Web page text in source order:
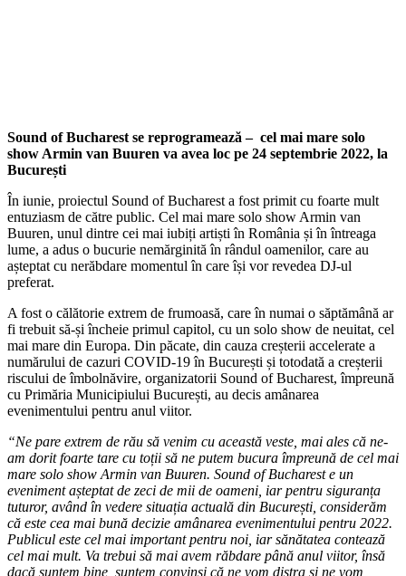
Sound of Bucharest se reprogramează – cel mai mare solo
show Armin van Buuren va avea loc pe 24 septembrie 2022, la
București
În iunie, proiectul Sound of Bucharest a fost primit cu foarte mult
entuziasm de către public. Cel mai mare solo show Armin van
Buuren, unul dintre cei mai iubiți artiști în România și în întreaga
lume, a adus o bucurie nemărginită în rândul oamenilor, care au
așteptat cu nerăbdare momentul în care își vor revedea DJ-ul
preferat.
A fost o călătorie extrem de frumoasă, care în numai o săptămână ar
fi trebuit să-și încheie primul capitol, cu un solo show de neuitat, cel
mai mare din Europa. Din păcate, din cauza creșterii accelerate a
numărului de cazuri COVID-19 în București și totodată a creșterii
riscului de îmbolnăvire, organizatorii Sound of Bucharest, împreună
cu Primăria Municipiului București, au decis amânarea
evenimentului pentru anul viitor.
“Ne pare extrem de rău să venim cu această veste, mai ales că ne-
am dorit foarte tare cu toții să ne putem bucura împreună de cel mai
mare solo show Armin van Buuren. Sound of Bucharest e un
eveniment așteptat de zeci de mii de oameni, iar pentru siguranța
tuturor, având în vedere situația actuală din București, considerăm
că este cea mai bună decizie amânarea evenimentului pentru 2022.
Publicul este cel mai important pentru noi, iar sănătatea contează
cel mai mult. Va trebui să mai avem răbdare până anul viitor, însă
dacă suntem bine, suntem convinși că ne vom distra și ne vom